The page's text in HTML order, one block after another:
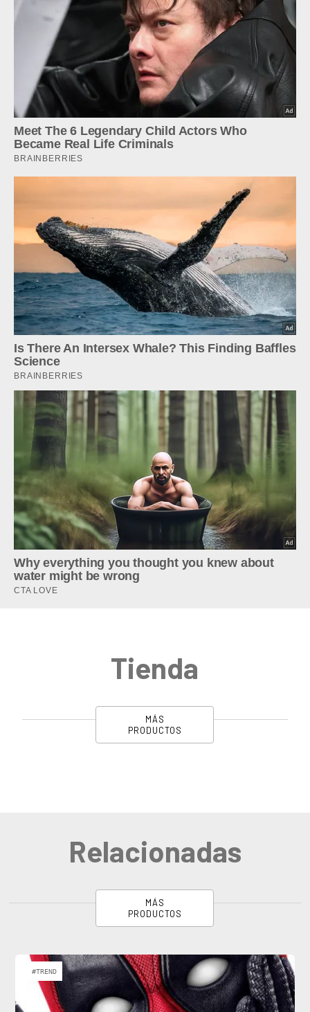
Tienda
MÁS
PRODUCTOS
Relacionadas
MÁS
PRODUCTOS
#TREND